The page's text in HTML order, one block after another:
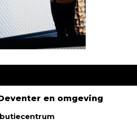
en omgeving